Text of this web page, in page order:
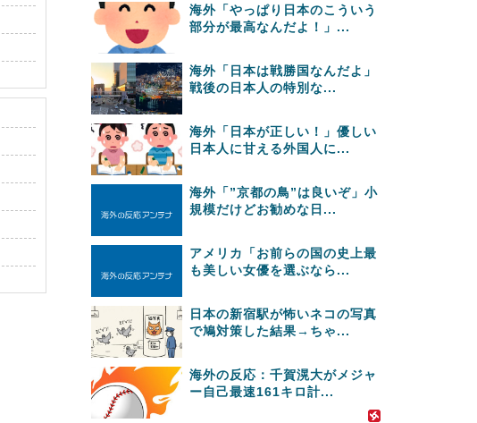
海外「やっぱり日本のこういう
部分が最高なんだよ！」...
海外「日本は戦勝国なんだよ」
戦後の日本人の特別な...
海外「日本が正しい！」優しい
日本人に甘える外国人に...
海外「”京都の鳥”は良いぞ」小
規模だけどお勧めな日...
アメリカ「お前らの国の史上最
も美しい女優を選ぶなら...
日本の新宿駅が怖いネコの写真
で鳩対策した結果→ちゃ...
海外の反応：千賀滉大がメジャ
ー自己最速161キロ計...